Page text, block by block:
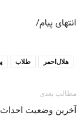
انتهای پیام/
طلاب هلال‌احمر
مطالب بعدی
آخرین وضعیت